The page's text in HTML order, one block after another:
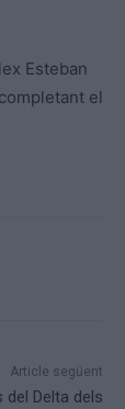
Esteban
el
Article següent
del Delta dels